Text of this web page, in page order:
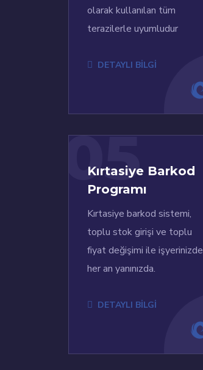
olarak kullanılan tüm
terazilerle uyumludur
DETAYLI BİLGİ
05
Kırtasiye Barkod
Programı
Kırtasiye barkod sistemi,
toplu stok girişi ve toplu
fiyat değişimi ile işyerinizde
her an yanınızda.
DETAYLI BİLGİ